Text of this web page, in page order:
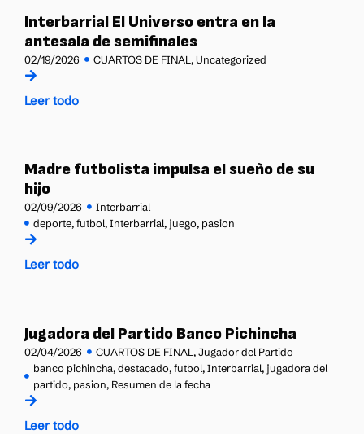
Interbarrial El Universo entra en la
antesala de semifinales
02/19/2026 CUARTOS DE FINAL ,Uncategorized
Leer todo
Madre futbolista impulsa el sueño de su
hijo
02/09/2026
Interbarrial
deporte,futbol,Interbarrial, juego, pasion
Leer todo
Jugadora del Partido Banco Pichincha
02/04/2026 CUARTOS DE FINAL ,Jugador del Partido
banco pichincha,destacado,futbol,Interbarrial, jugadora del
partido, pasion, Resumen de la fecha
Leer todo